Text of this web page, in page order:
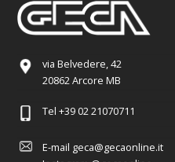
via Belvedere, 42
20862 Arcore MB
Tel +39 02 21070711
E-mail geca@gecaonline.it